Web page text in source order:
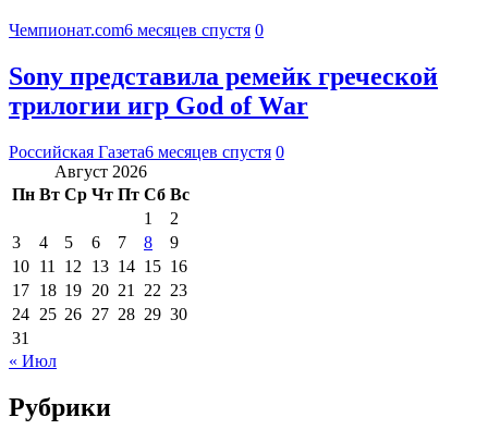
Чемпионат.com6 месяцев спустя 0
Sony представила ремейк греческой
трилогии игр God of War
Российская Газета6 месяцев спустя 0
Август 2026
Пн Вт Ср Чт Пт Сб Вс
1
2
3
4 5 6 7 8
9
10 11 12 13 14 15 16
17 18 19 20 21 22 23
24 25 26 27 28 29 30
31
« Июл
Рубрики